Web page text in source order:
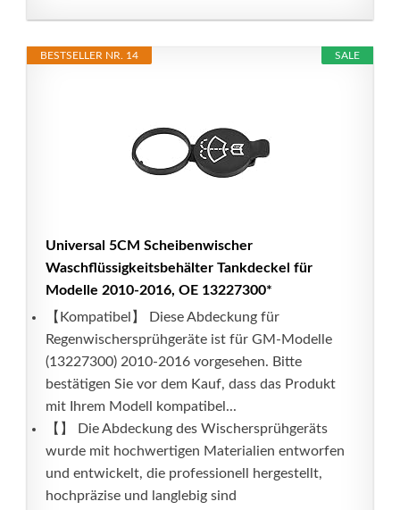
SALE
BESTSELLER NR. 14
Universal 5CM Scheibenwischer
Waschflüssigkeitsbehälter Tankdeckel für
Modelle 2010-2016, OE 13227300*
【Kompatibel】 Diese Abdeckung für
Regenwischersprühgeräte ist für GM-Modelle
(13227300) 2010-2016 vorgesehen. Bitte
bestätigen Sie vor dem Kauf, dass das Produkt
mit Ihrem Modell kompatibel...
【】 Die Abdeckung des Wischersprühgeräts
wurde mit hochwertigen Materialien entworfen
und entwickelt, die professionell hergestellt,
hochpräzise und langlebig sind